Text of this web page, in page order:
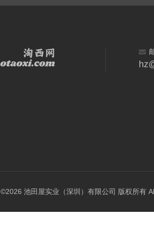
©2026 池田屋实业（深圳）有限公司 版权所有